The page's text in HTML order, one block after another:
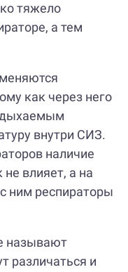
тяжело
а тем
как через него
внутри СИЗ.
наличие
не влияет, а на
ним респираторы
называют
различаться и